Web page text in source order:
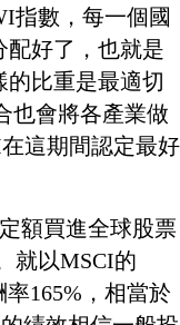
指數，每一個國
配好了，也就是
的比重是最適切
也會將各產業做
這期間認定最好
額買進全球股票
就以MSCI的
165%，相當於